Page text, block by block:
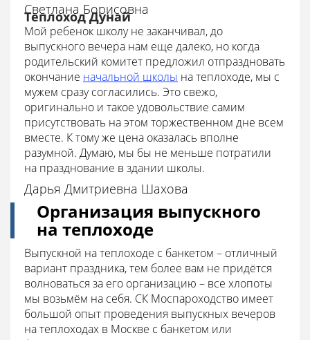
Светлана Борисовна
Теплоход Дунай
Мой ребенок школу не заканчивал, до
выпускного вечера нам еще далеко, но когда
родительский комитет предложил отпраздновать
окончание начальной школы на теплоходе, мы с
мужем сразу согласились. Это свежо,
оригинально и такое удовольствие самим
присутствовать на этом торжественном дне всем
вместе. К тому же цена оказалась вполне
разумной. Думаю, мы бы не меньше потратили
на празднование в здании школы.
Дарья Дмитриевна Шахова
Организация выпускного
на теплоходе
Выпускной на теплоходе с банкетом – отличный
вариант праздника, тем более вам не придётся
волноваться за его организацию – все хлопоты
мы возьмём на себя. СК Моспароходство имеет
большой опыт проведения выпускных вечеров
на теплоходах в Москве с банкетом или